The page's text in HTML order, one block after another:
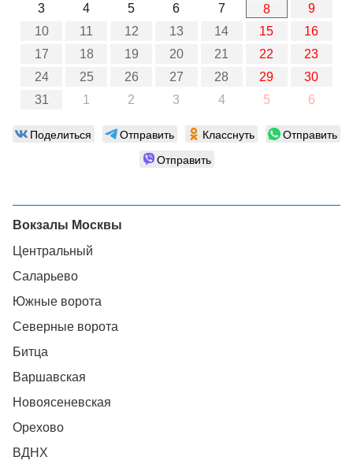
3
4 5 6 7 8
9
10
11 12 13 14 15
16
17
18 19 20 21 22
23
24
25 26 27 28 29
30
31
1 2 3 4 5 6
Поделиться Отправить Класснуть
Отправить
Отправить
Вокзалы Москвы
Центральный
Саларьево
Южные ворота
Северные ворота
Битца
Варшавская
Новоясеневская
Орехово
ВДНХ